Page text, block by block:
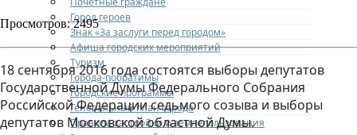
Город героев
Знак «За заслуги перед городом»
Афиша городских мероприятий
Туризм
Города-побратимы
Городские программы
Генеральный план города
Правила застройки и землепользования
Просмотров: 2495
18 сентября 2016 года состоятся выборы депутатов
Государственной Думы Федерального Собрания
Российской Федерации седьмого созыва и выборы
депутатов Московской областной Думы.